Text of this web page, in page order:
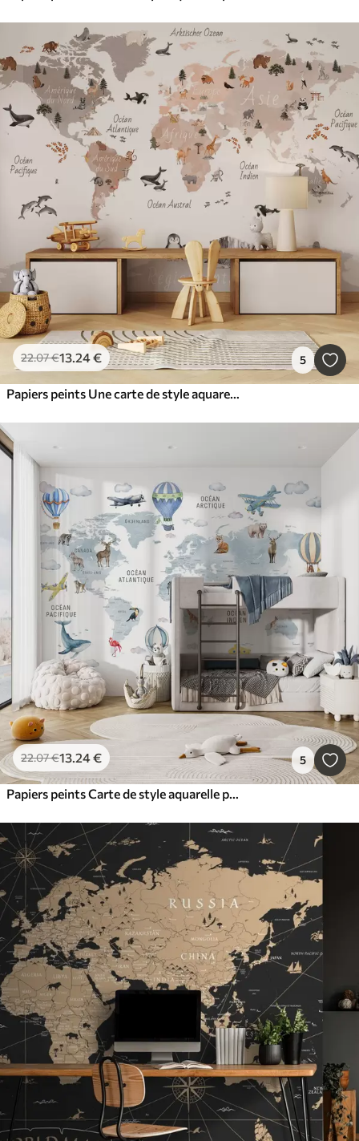
22.07€13.24€ 5
Papiers peints Une carte de style aquarelle, de couleur beige, représentant des animaux, des plantes et des bâtiments. Légendes en français
22.07€13.24€ 5
Papiers peints Carte de style aquarelle pour enfants avec des animaux et des montgolfières. En français. Couleur bleue.